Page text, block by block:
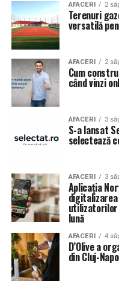
AFACERI 2
Terenuri
versatilă
AFACERI 2
Cum
când vinzi
AFACERI 3
S-a lansat
selectează
AFACERI 3
Aplicația
lună
AFACERI 4
D’Olive a
din Cluj-